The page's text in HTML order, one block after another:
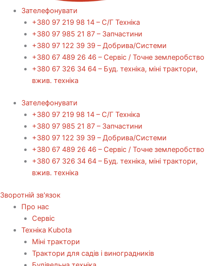
Зателефонувати
+380 97 219 98 14 – С/Г Техніка
+380 97 985 21 87 – Запчастини
+380 97 122 39 39 – Добрива/Cистеми
+380 67 489 26 46 – Сервіс / Точне землеробство
+380 67 326 34 64 – Буд. техніка, міні трактори,
вжив. техніка
Зателефонувати
+380 97 219 98 14 – С/Г Техніка
+380 97 985 21 87 – Запчастини
+380 97 122 39 39 – Добрива/Cистеми
+380 67 489 26 46 – Сервіс / Точне землеробство
+380 67 326 34 64 – Буд. техніка, міні трактори,
вжив. техніка
Зворотній зв'язок
Про нас
Сервіс
Технiка Kubota
Міні трактори
Трактори для садів і виноградників